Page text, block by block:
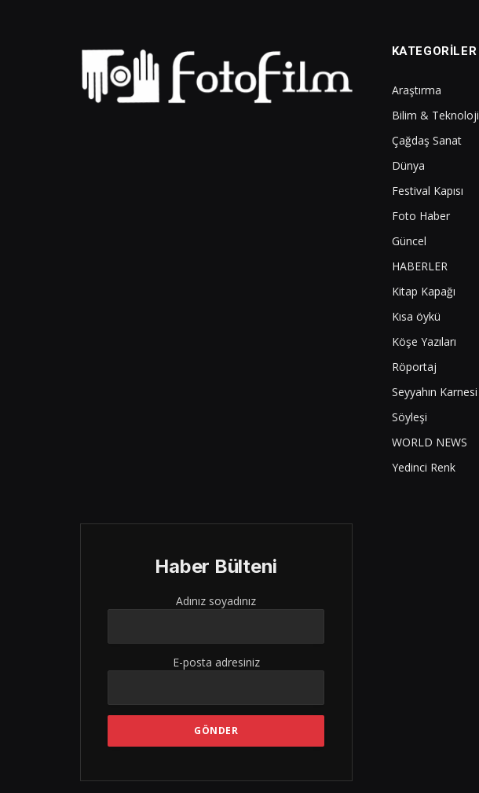
KATEGORILER
Araştırma
Bilim & Teknoloji
Çağdaş Sanat
Dünya
Festival Kapısı
Foto Haber
Güncel
HABERLER
Kitap Kapağı
Kısa öykü
Köşe Yazıları
Röportaj
Seyyahın Karnesi
Söyleşi
WORLD NEWS
Yedinci Renk
Haber Bülteni
Adınız soyadınız
E-posta adresiniz